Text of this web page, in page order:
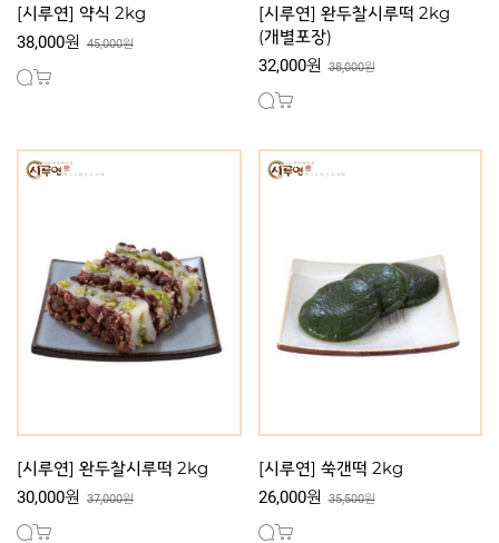
[시루연] 약식 2kg
38,000원 45,000원
[시루연] 완두찰시루떡 2kg
(개별포장)
32,000원 38,000원
[시루연] 완두찰시루떡 2kg
30,000원 37,000원
[시루연] 쑥갠떡 2kg
26,000원 35,500원